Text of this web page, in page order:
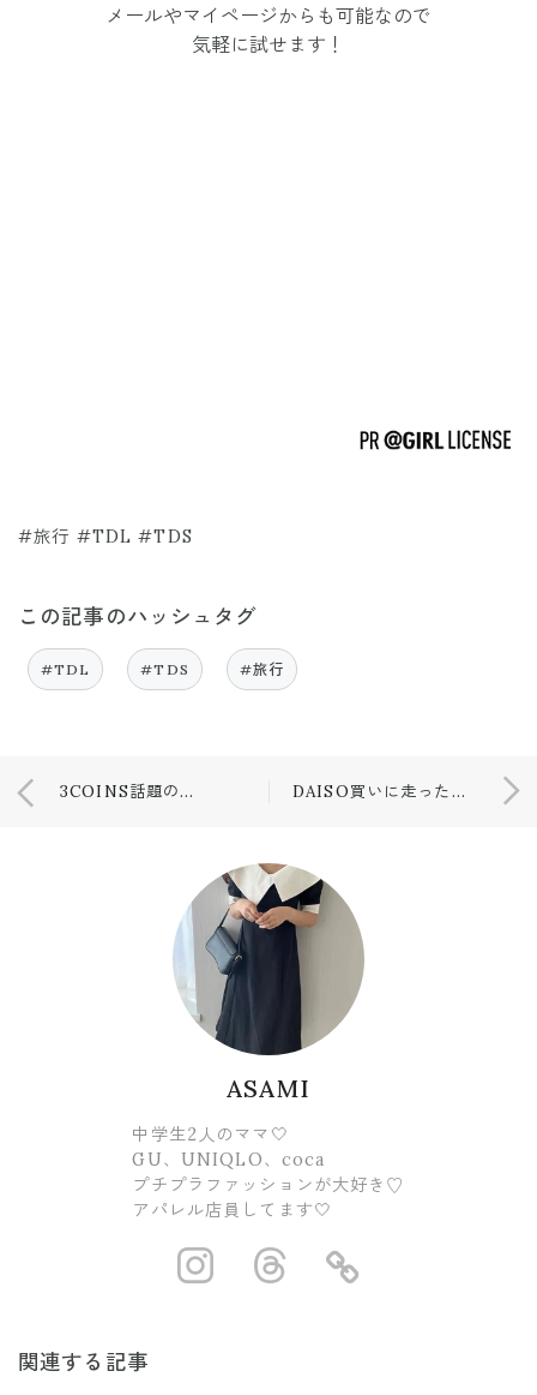
メールやマイページからも可能なので
気軽に試せます！
#旅行 #TDL #TDS
この記事のハッシュタグ
#TDL #TDS #旅行
3COINS話題の新作🤎🤎 DAISO買いに走ったもの😌
ASAMI
中学生2人のママ🤍
GU、UNIQLO、coca
プチプラファッションが大好き♡
アパレル店員してます🤍
https://https://
関連する記事